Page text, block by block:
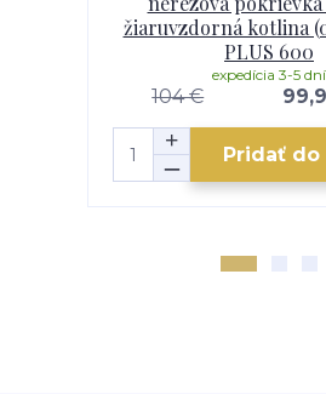
žiaruvzdorná kotlina
PLUS 600
104 €
expedícia 3-5 dní
Pridať do